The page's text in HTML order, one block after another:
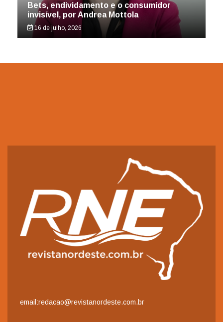
Bets, endividamento e o consumidor
invisível, por Andrea Mottola
16 de julho, 2026
email:redacao@revistanordeste.com.br